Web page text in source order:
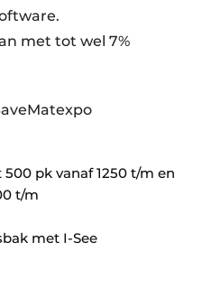
met tot wel 7%
pk vanaf 1250 t/m en
t/m
met I-See